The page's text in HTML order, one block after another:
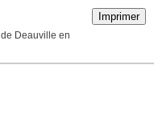
Imprimer
Deauville en